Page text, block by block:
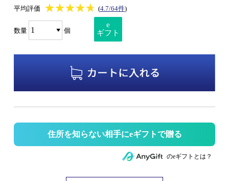
平均評価 ★★★★★
★★★★★ (4.7/64件)
数量 個
e
ギフト
住所を知らない相手にeギフトで贈る
のeギフトとは？